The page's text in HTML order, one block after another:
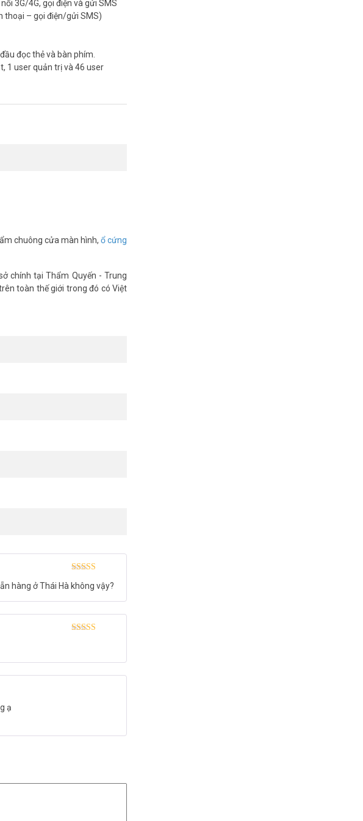
3G/4G, gọi điện và gửi SMS
thoại – gọi điện/gửi SMS)
đọc thẻ và bàn phím.
1 user quản trị và 46 user
chuông cửa màn hình, ổ cứng
chính tại Thẩm Quyến - Trung
toàn thế giới trong đó có Việt
hạng5 5 sao
hàng ở Thái Hà không vậy?
ạ